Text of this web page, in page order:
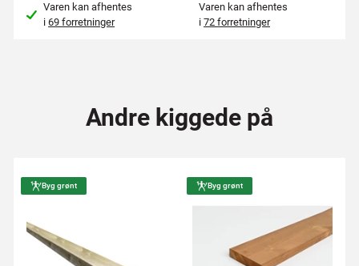
Varen kan afhentes
i69 forretninger
Varen kan afhentes
i 72 forretninger
Andre kiggede på
Byg grønt Byg grønt